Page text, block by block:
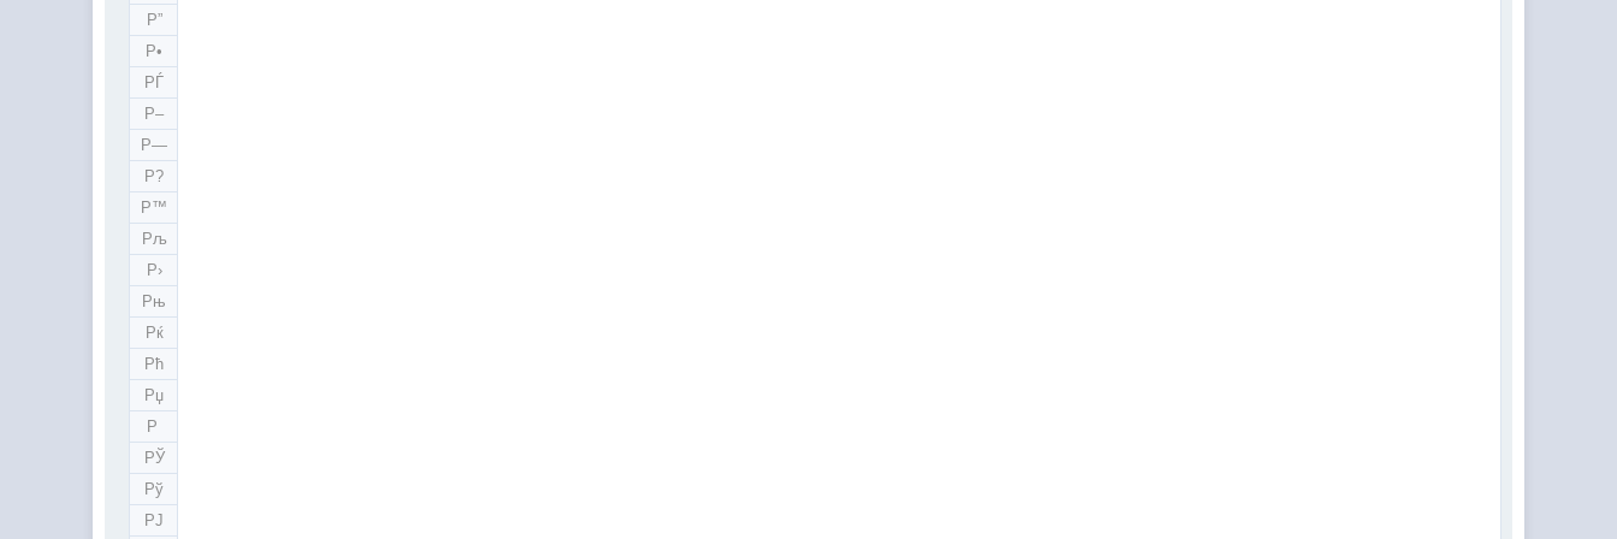
Р”
Р•
РЃ
Р–
Р—
Р?
Р™
Рљ
Р›
Рњ
Рќ
Рћ
Рџ
Р
РЎ
Рў
РЈ